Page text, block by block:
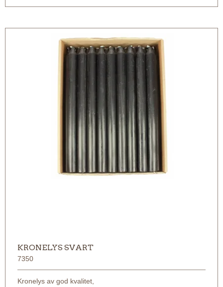
KRONELYS SVART
7350
Kronelys av god kvalitet,